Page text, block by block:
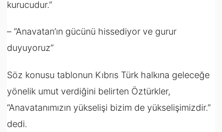
kurucudur.”
– “Anavatan’ın gücünü hissediyor ve gurur
duyuyoruz”
Söz konusu tablonun Kıbrıs Türk halkına geleceğe
yönelik umut verdiğini belirten Öztürkler,
“Anavatanımızın yükselişi bizim de yükselişimizdir.”
dedi.